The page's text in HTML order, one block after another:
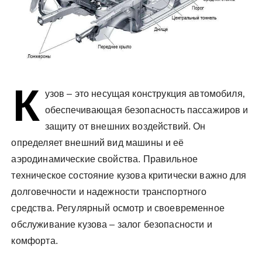
К узов – это несущая конструкция автомобиля‚
обеспечивающая безопасность пассажиров и
защиту от внешних воздействий. Он
определяет внешний вид машины и её
аэродинамические свойства. Правильное
техническое состояние кузова критически важно для
долговечности и надежности транспортного
средства. Регулярный осмотр и своевременное
обслуживание кузова – залог безопасности и
комфорта.